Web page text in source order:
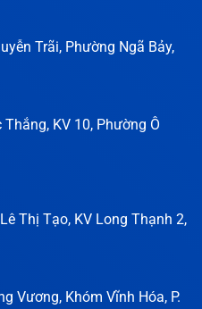
Trãi, Phường Ngã Bảy,
KV 10, Phường Ô
Thị Tạo, KV Long Thạnh 2,
Vương, Khóm Vĩnh Hóa, P.